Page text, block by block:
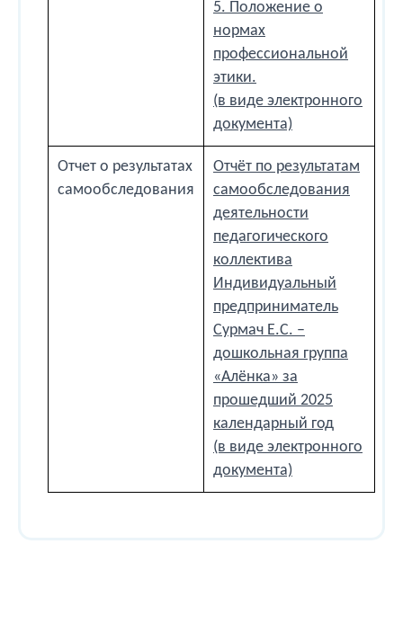
5. Положение о
нормах
профессиональной
этики.
(в виде электронного
документа)
Отчет о результатах
самообследования
Отчёт по результатам
самообследования
деятельности
педагогического
коллектива
Индивидуальный
предприниматель
Сурмач Е.С. –
дошкольная группа
«Алёнка» за
прошедший 2025
календарный год
(в виде электронного
документа)